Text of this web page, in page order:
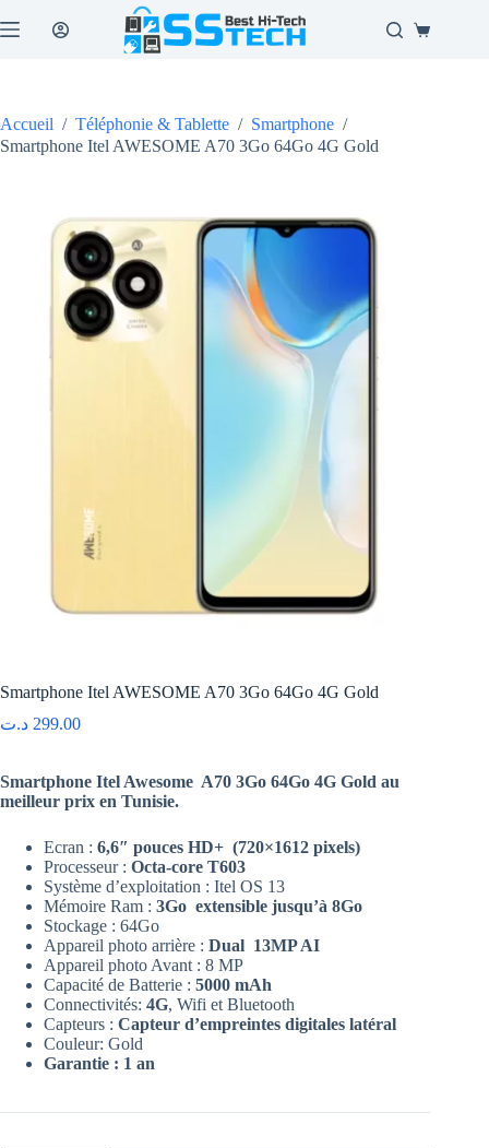
au
Panier
Accueil / Téléphonie & Tablette / Smartphone /
Smartphone Itel AWESOME A70 3Go 64Go 4G Gold
Smartphone Itel AWESOME A70 3Go 64Go 4G Gold
299.00 د.ت
Smartphone Itel Awesome A70 3Go 64Go 4G Gold au
meilleur prix en Tunisie.
Ecran : 6,6″ pouces HD+ (720×1612 pixels)
Processeur : Octa-core T603
Système d’exploitation : Itel OS 13
Mémoire Ram : 3Go extensible jusqu’à 8Go
Stockage : 64Go
Appareil photo arrière : Dual 13MP AI
Appareil photo Avant : 8 MP
Capacité de Batterie : 5000 mAh
Connectivités: 4G, Wifi et Bluetooth
Capteurs : Capteur d’empreintes digitales latéral
Couleur: Gold
Garantie : 1 an